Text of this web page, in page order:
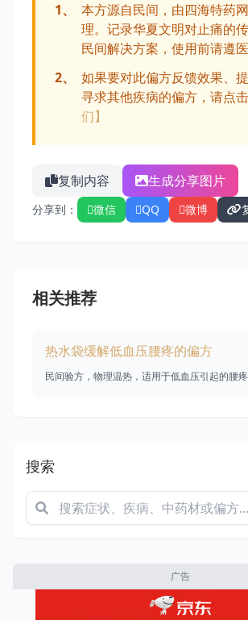
1、
本方源自民间，由四海特药
理。记录华夏文明对止痛的
民间解决方案，使用前请遵医
2、
如果要对此偏方反馈效果、
寻求其他疾病的偏方，请点击
们】
复制内容 生成分享图片
分享到： 微信 QQ 微博
相关推荐
热水袋缓解低血压腰疼的偏方
民间验方，物理温热，适用于低血压引起的腰
搜索
广告